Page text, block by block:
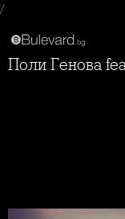
/
Поли Генова